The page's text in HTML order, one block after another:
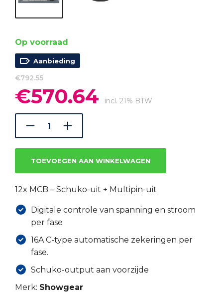
Op voorraad
Aanbieding
€792.55
Oorspronkelijke
prijs
was:
€792.55.
€570.64 prijs
incl. 21% BTW
TOEVOEGEN AAN WINKELWAGEN
12x MCB – Schuko-uit + Multipin-uit
Digitale controle van spanning en stroom
per fase
16A C-type automatische zekeringen per
fase.
Schuko-output aan voorzijde
Merk: Showgear